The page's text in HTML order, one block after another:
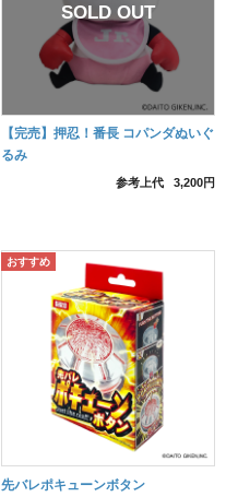
【完売】押忍！番長 コパンダぬいぐ
るみ
参考上代 3,200円
先バレポキューンボタン